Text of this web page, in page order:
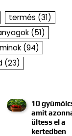
termés (31)
(51)
(94)
(23)
10
amit
ültess el a
kertedben